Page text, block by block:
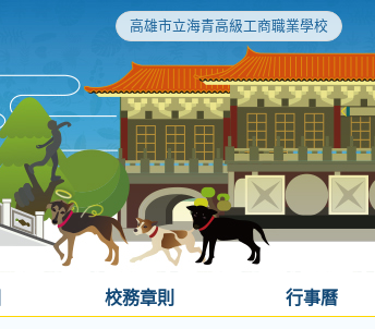
高雄市立海青高級工商職業學校
校務章則 行事曆